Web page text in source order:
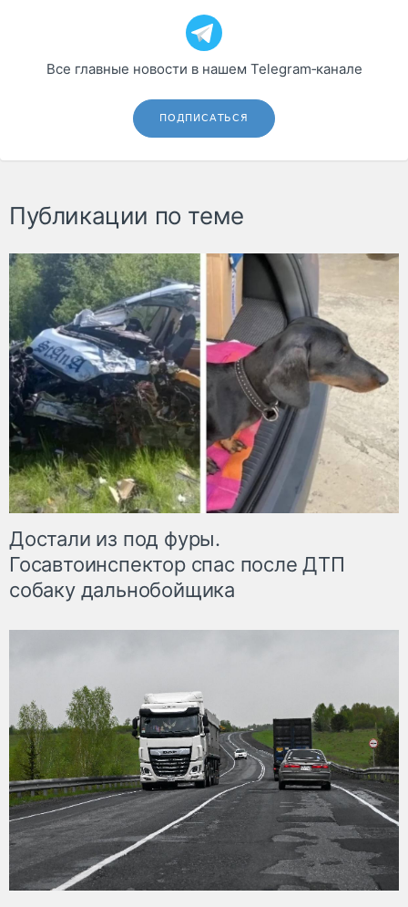
Все главные новости в нашем Telegram‑канале
ПОДПИСАТЬСЯ
Публикации по теме
Достали из под фуры.
Госавтоинспектор спас после ДТП
собаку дальнобойщика